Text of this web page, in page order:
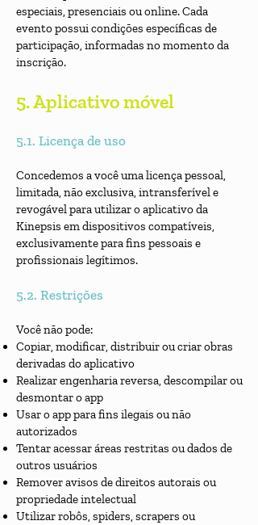
especiais, presenciais ou online. Cada
evento possui condições específicas de
participação, informadas no momento da
inscrição.
5. Aplicativo móvel
5.1. Licença de uso
Concedemos a você uma licença pessoal,
limitada, não exclusiva, intransferível e
revogável para utilizar o aplicativo da
Kinepsis em dispositivos compatíveis,
exclusivamente para fins pessoais e
profissionais legítimos.
5.2. Restrições
Você não pode:
Copiar, modificar, distribuir ou criar obras
derivadas do aplicativo
Realizar engenharia reversa, descompilar ou
desmontar o app
Usar o app para fins ilegais ou não
autorizados
Tentar acessar áreas restritas ou dados de
outros usuários
Remover avisos de direitos autorais ou
propriedade intelectual
Utilizar robôs, spiders, scrapers ou